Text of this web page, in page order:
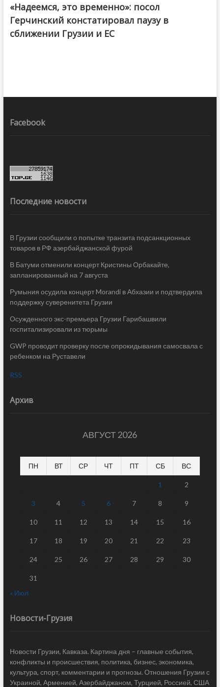
«Надеемся, это временно»: посол
Герчинский констатировал паузу в
сближении Грузии и ЕС
Facebook
Последние новости
В Грузии сообщили о попытке транзита подсанкционных
товаров в РФ азербайджанской фурой
В Батуми отменили концерт Кристины Орбакайте,
запланированный на 7 августа
Румыния осудила концерт Morandi в Абхазии и подтвердила
поддержку суверенитета Грузии
Осужденного экс-премьера Грузии Гарибашвили
госпитализировали из тюрьмы
GWP проводит проверку после опрокидывания самосвала с
ребенком на Руставели
RSS
Архив
АВГУСТ 2026
ПН ВТ СР ЧТ ПТ СБ ВС
1 2
3 4 5 6 7 8 9
10 11 12 13 14 15 16
17 18 19 20 21 22 23
24 25 26 27 28 29 30
31
« Июл
Новости-Грузия
Новости Грузии, Кавказа. Картина дня – главные события,
конфликты и происшествия, политика, бизнес, экономика,
культура, спорт, комментарии и прогнозы. Отношения Грузии с
Украиной, Арменией, Азербайджаном, Турцией, Россией, США